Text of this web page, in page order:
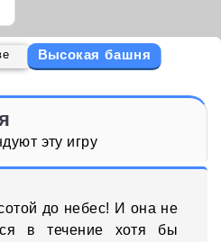
Высокая башня
эту игру
до небес! И она не
в течение хотя бы